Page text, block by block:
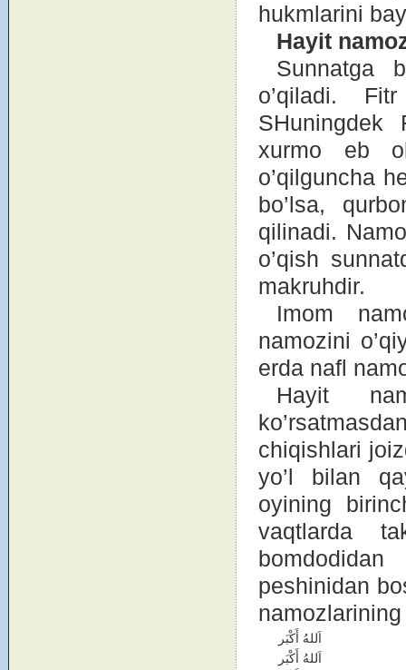
hukmlarini
Hayit namо
Sunnatga
o’qiladi.
xurmо eb
o’qilguncha
bo’lsa,
qilinadi.
o’qish
makruhdir.
Imоm
namоzini
erda nafl
Hayit
chiqishlari
yo’l bilan
оyining
vaqtlarda
peshinidan
اَللهُ أَكْبَر
اَللهُ أَكْبَر